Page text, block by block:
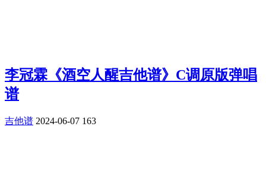
李冠霖《酒空人醒吉他谱》C调原版弹唱
谱
吉他谱 2024-06-07 163